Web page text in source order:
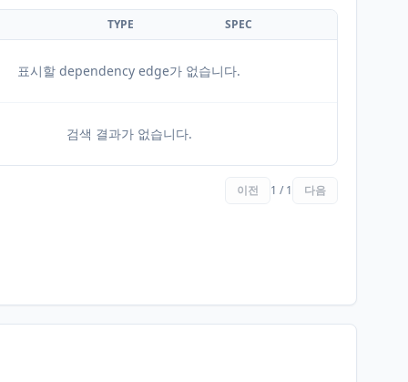
TYPE SPEC
표시할 dependency edge가 없습니다.
검색 결과가 없습니다.
이전 1 / 1 다음